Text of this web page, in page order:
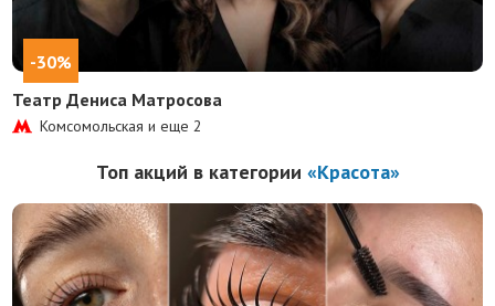
-30%
Театр Дениса Матросова
Комсомольская и еще2
Топ акций в категории «Красота»